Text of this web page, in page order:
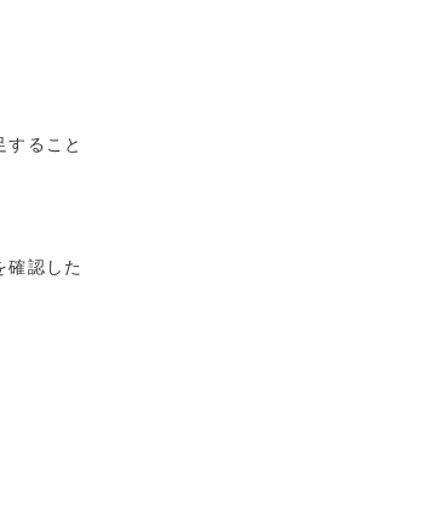
ること
確認した